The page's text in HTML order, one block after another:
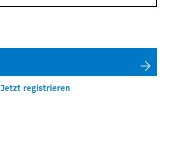
Jetzt registrieren